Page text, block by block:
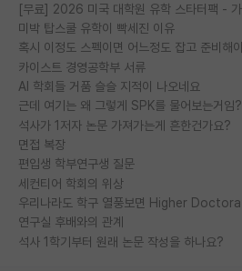
미박 탑스쿨 유학이 빡세진 이유
혹시 이정도 스펙이면 어느정도 잡고 준비해
카이스트 경영공학부 서류
AI 학회들 거품 슬슬 지적이 나오네요
근데 여기는 왜 그렇게 SPK를 물어보는거임?
석사가 1저자 논문 가져가는게 흔한건가요?
면접 복장
편입생 학부연구생 질문
세컨티어 학회의 위상
연구실 후배와의 관계
석사 1학기부터 원래 논문 작성을 하나요?